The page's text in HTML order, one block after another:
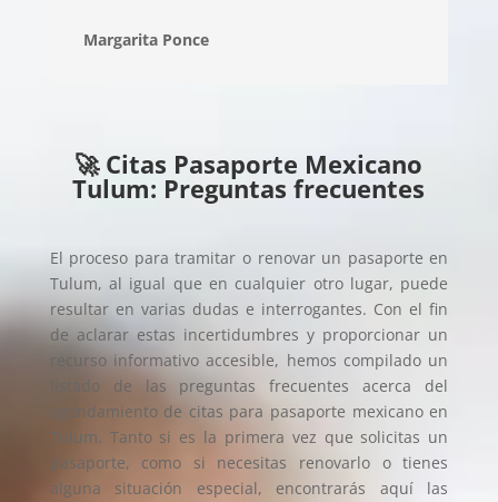
Margarita Ponce
🚀 Citas Pasaporte Mexicano
Tulum: Preguntas frecuentes
El proceso para tramitar o renovar un pasaporte en
Tulum, al igual que en cualquier otro lugar, puede
resultar en varias dudas e interrogantes. Con el fin
de aclarar estas incertidumbres y proporcionar un
recurso informativo accesible, hemos compilado un
listado de las preguntas frecuentes acerca del
agendamiento de citas para pasaporte mexicano en
Tulum. Tanto si es la primera vez que solicitas un
pasaporte, como si necesitas renovarlo o tienes
alguna situación especial, encontrarás aquí las